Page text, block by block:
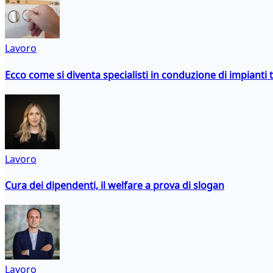
Lavoro
Ecco come si diventa specialisti in conduzione di impianti
Lavoro
Cura dei dipendenti, il welfare a prova di slogan
Lavoro